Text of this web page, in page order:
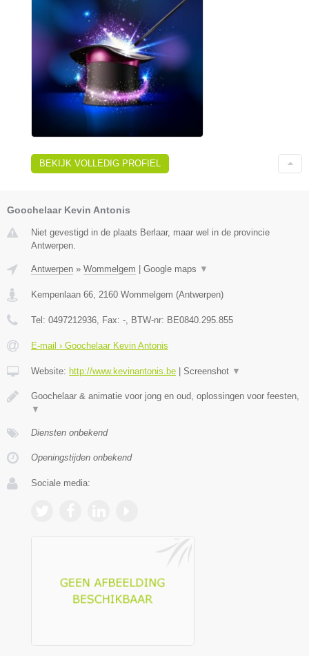
BEKIJK VOLLEDIG PROFIEL
Goochelaar Kevin Antonis
Niet gevestigd in de plaats Berlaar, maar wel in de provincie
Antwerpen.
Antwerpen » Wommelgem Google maps ▼
Kempenlaan 66 2160 Wommelgem (Antwerpen)
Tel: 0497212936 , Fax: - , BTW-nr: BE0840.295.855
E-mail › Goochelaar Kevin Antonis
Website: http://www.kevinantonis.be Screenshot ▼
Goochelaar & animatie voor jong en oud, oplossingen voor feesten,
▼
Diensten onbekend
Openingstijden onbekend
Sociale media: